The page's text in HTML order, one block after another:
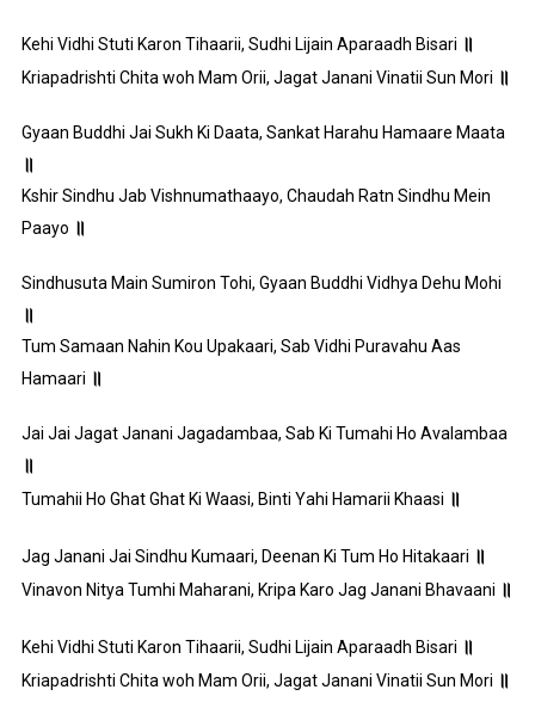
Kehi Vidhi Stuti Karon Tihaarii, Sudhi Lijain Aparaadh Bisari ॥
Kriapadrishti Chita woh Mam Orii, Jagat Janani Vinatii Sun Mori ॥
Gyaan Buddhi Jai Sukh Ki Daata, Sankat Harahu Hamaare Maata
॥
Kshir Sindhu Jab Vishnumathaayo, Chaudah Ratn Sindhu Mein
Paayo ॥
Sindhusuta Main Sumiron Tohi, Gyaan Buddhi Vidhya Dehu Mohi
॥
Tum Samaan Nahin Kou Upakaari, Sab Vidhi Puravahu Aas
Hamaari ॥
Jai Jai Jagat Janani Jagadambaa, Sab Ki Tumahi Ho Avalambaa
॥
Tumahii Ho Ghat Ghat Ki Waasi, Binti Yahi Hamarii Khaasi ॥
Jag Janani Jai Sindhu Kumaari, Deenan Ki Tum Ho Hitakaari ॥
Vinavon Nitya Tumhi Maharani, Kripa Karo Jag Janani Bhavaani ॥
Kehi Vidhi Stuti Karon Tihaarii, Sudhi Lijain Aparaadh Bisari ॥
Kriapadrishti Chita woh Mam Orii, Jagat Janani Vinatii Sun Mori ॥